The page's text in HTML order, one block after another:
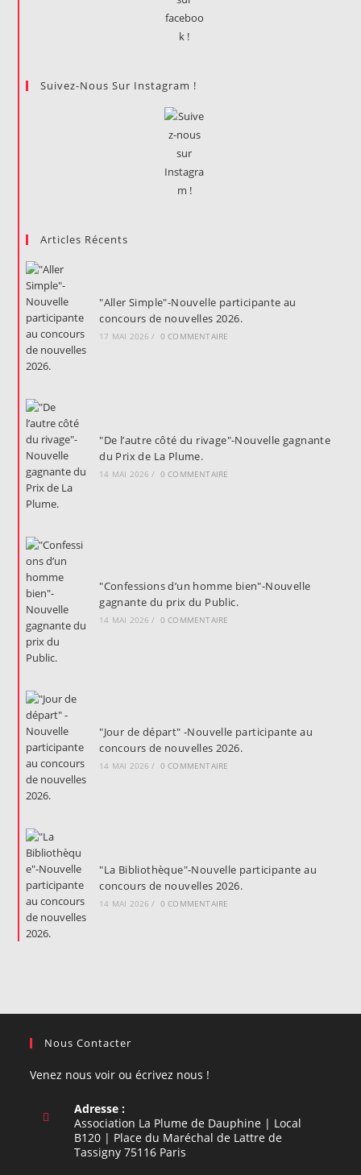
Suivez-Nous Sur Instagram !
Articles Récents
"Aller Simple"-Nouvelle participante au
concours de nouvelles 2026.
17 MAI 2026 / 0 COMMENTAIRE
"De l’autre côté du rivage"-Nouvelle gagnante
du Prix de La Plume.
14 MAI 2026 / 0 COMMENTAIRE
"Confessions d’un homme bien"-Nouvelle
gagnante du prix du Public.
14 MAI 2026 / 0 COMMENTAIRE
"Jour de départ" -Nouvelle participante au
concours de nouvelles 2026.
14 MAI 2026 / 0 COMMENTAIRE
"La Bibliothèque"-Nouvelle participante au
concours de nouvelles 2026.
14 MAI 2026 / 0 COMMENTAIRE
Nous Contacter
Venez nous voir ou écrivez nous !
Adresse :
Association La Plume de Dauphine | Local
B120 | Place du Maréchal de Lattre de
Tassigny 75116 Paris